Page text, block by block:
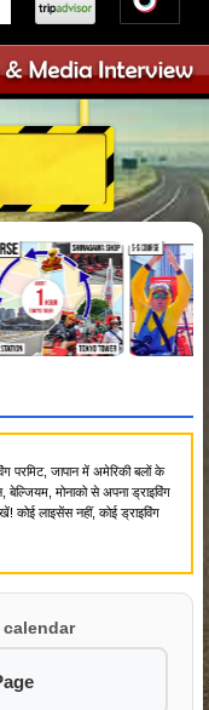
परमिट, जापान में अमेरिकी बलों के
मोनाको से अपना ड्राइविंग
कोई लाइसेंस नहीं, कोई ड्राइविंग